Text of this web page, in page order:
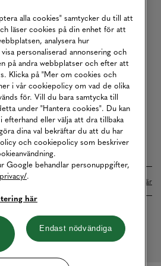
sköts i samarbete med Klarna. Läs mer här
alla cookies" samtycker du till att
läser cookies på din enhet för att
analysera hur
personaliserad annonsering och
på andra webbplatser och efter att
Klicka på "Mer om cookies och
i vår cookiepolicy om vad de olika
för. Vill du bara samtycka till
under "Hantera cookies". Du kan
efterhand eller välja att dra tillbaka
dina val bekräftar du att du har
och cookiepolicy som beskriver
Google behandlar personuppgifter,
.
här
Endast nödvändiga